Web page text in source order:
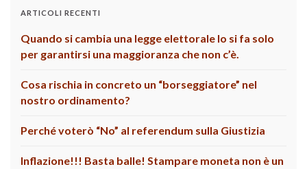
ARTICOLI RECENTI
Quando si cambia una legge elettorale lo si fa solo
per garantirsi una maggioranza che non c’è.
Cosa rischia in concreto un “borseggiatore” nel
nostro ordinamento?
Perché voterò “No” al referendum sulla Giustizia
Inflazione!!! Basta balle! Stampare moneta non è un